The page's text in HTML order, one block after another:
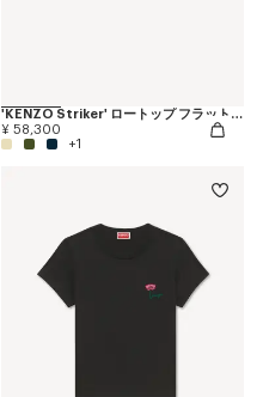
'KENZO Striker' ロートップ フラット スニーカー
¥ 58,300
+1